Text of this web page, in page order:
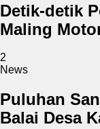
Detik-detik
Maling
2
News
Puluhan
Balai Desa